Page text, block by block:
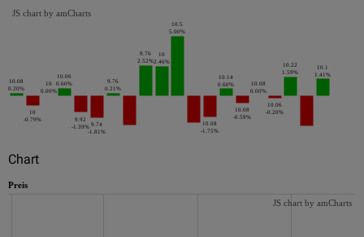
10.08
0.20%
10
-0.79%
10
0.00%
10.06
0.60%
9.92
-1.39% 9.74
-1.81%
9.76
0.21%
9.76
2.52%
10
2.46%
10.5
5.00%
10.08
-1.75%
10.14
0.60%
10.08
-0.59%
10.08
0.00%
10.06
-0.20%
10.22
1.59%
10.1
1.41%
JS chart by amCharts
Chart
Preis
JS chart by amCharts